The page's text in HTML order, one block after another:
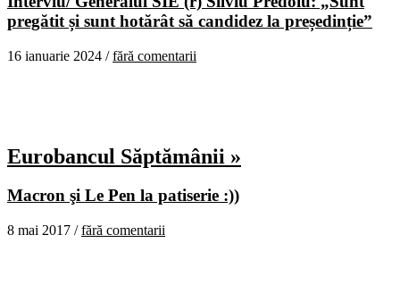
pregătit și sunt hotărât să candidez la președinție”
16 ianuarie 2024 /fără comentarii
Eurobancul Săptămânii »
Macron şi Le Pen la patiserie :))
8 mai 2017 /fără comentarii